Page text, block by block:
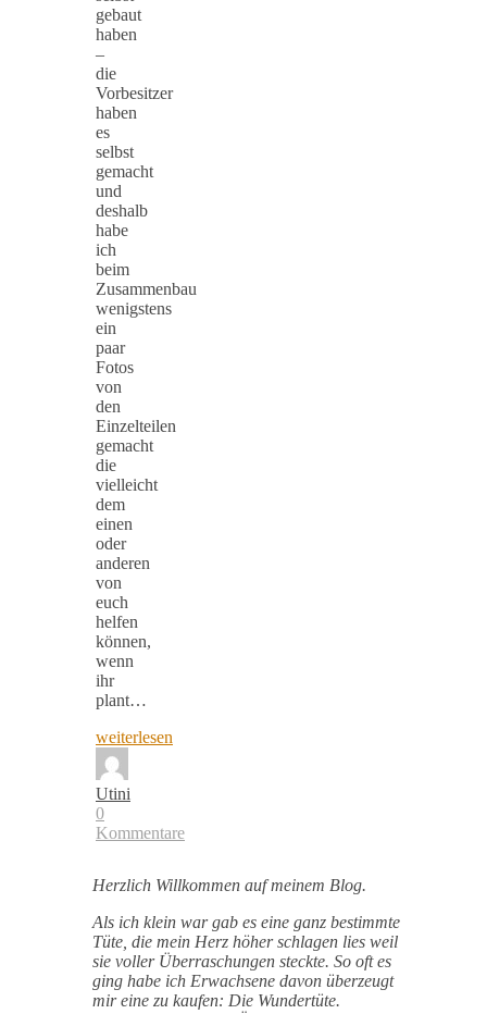
gebaut
haben
–
die
Vorbesitzer
haben
es
selbst
gemacht
und
deshalb
habe
ich
beim
Zusammenbau
wenigstens
ein
paar
Fotos
von
den
Einzelteilen
gemacht
die
vielleicht
dem
einen
oder
anderen
von
euch
helfen
können,
wenn
ihr
plant…
weiterlesen
Utini
0
Kommentare
Herzlich Willkommen auf meinem Blog.
Als ich klein war gab es eine ganz bestimmte
Tüte, die mein Herz höher schlagen lies weil
sie voller Überraschungen steckte. So oft es
ging habe ich Erwachsene davon überzeugt
mir eine zu kaufen: Die Wundertüte.